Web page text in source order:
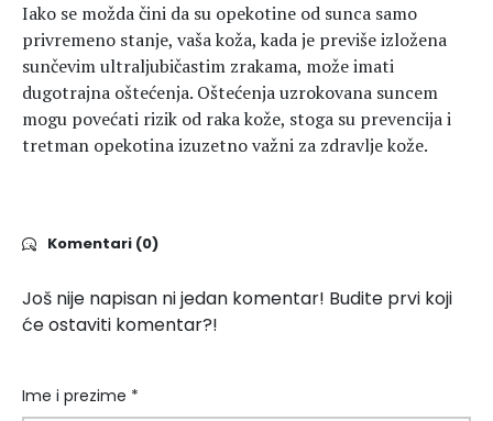
Iako se možda čini da su opekotine od sunca samo
privremeno stanje, vaša koža, kada je previše izložena
sunčevim ultraljubičastim zrakama, može imati
dugotrajna oštećenja. Oštećenja uzrokovana suncem
mogu povećati rizik od raka kože, stoga su prevencija i
tretman opekotina izuzetno važni za zdravlje kože.
Komentari (0)
Još nije napisan ni jedan komentar! Budite prvi koji
će ostaviti komentar?!
Ime i prezime *